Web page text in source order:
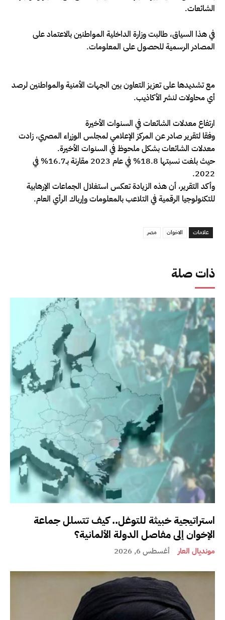
ذات صلة
استراتيجية خبيثة للتوغل.. كيف تتسلل جماعة
الإخوان إلى مفاصل الدولة الألمانية؟
مونديال العار أغسطس 6, 2026
الشائعات.
في هذا السياق، طالبت وزارة الداخلية المواطنين بالاعتماد على
المصادر الرسمية للحصول على المعلومات.
مع تشديدها على تعزيز التعاون بين الجهات الأمنية والمواطنين لرصد
أي محاولات لنشر الأكاذيب.
ارتفاع معدلات الشائعات في السنوات الأخيرة
وفقا لتقرير صادر عن المركز الإعلامي لمجلس الوزراء المصري، زادت
معدلات الشائعات بشكل ملحوظ في السنوات الأخيرة.
حيث بلغت نسبتها 18.8% في عام 2023 مقارنة بـ16.7% في
2022.
وأكد التقرير، أن هذه الزيادة تعكس استغلال الجماعات الإرهابية
للتكنولوجيا الرقمية في التلاعب بالمعلومات وإرباك الرأي العام.
علامات الاخوان مصر